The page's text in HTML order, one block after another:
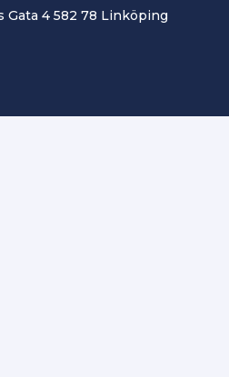
Gata 4 582 78 Linköping